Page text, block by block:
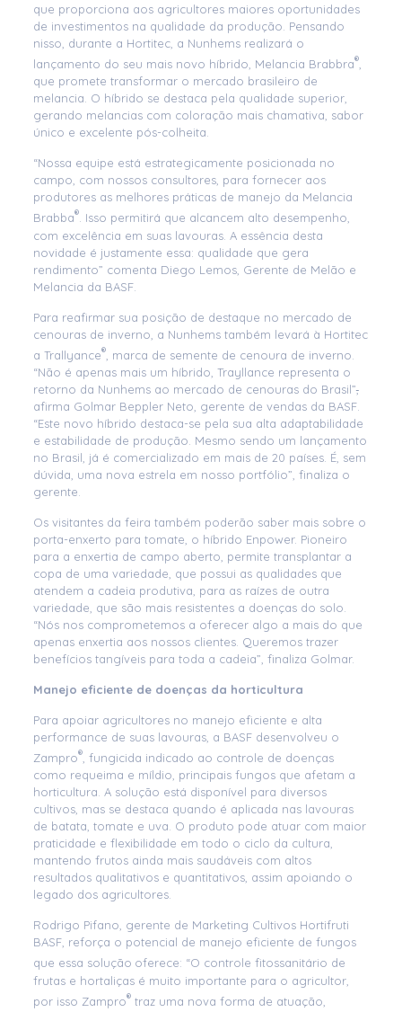
que proporciona aos agricultores maiores oportunidades
de investimentos na qualidade da produção. Pensando
nisso, durante a Hortitec, a Nunhems realizará o
lançamento do seu mais novo híbrido, Melancia Brabbra®,
que promete transformar o mercado brasileiro de
melancia. O híbrido se destaca pela qualidade superior,
gerando melancias com coloração mais chamativa, sabor
único e excelente pós-colheita.
“Nossa equipe está estrategicamente posicionada no
campo, com nossos consultores, para fornecer aos
produtores as melhores práticas de manejo da Melancia
Brabba®. Isso permitirá que alcancem alto desempenho,
com excelência em suas lavouras. A essência desta
novidade é justamente essa: qualidade que gera
rendimento” comenta Diego Lemos, Gerente de Melão e
Melancia da BASF.
Para reafirmar sua posição de destaque no mercado de
cenouras de inverno, a Nunhems também levará à Hortitec
a Trallyance®, marca de semente de cenoura de inverno.
“Não é apenas mais um híbrido, Trayllance representa o
retorno da Nunhems ao mercado de cenouras do Brasil”,
afirma Golmar Beppler Neto, gerente de vendas da BASF.
“Este novo híbrido destaca-se pela sua alta adaptabilidade
e estabilidade de produção. Mesmo sendo um lançamento
no Brasil, já é comercializado em mais de 20 países. É, sem
dúvida, uma nova estrela em nosso portfólio”, finaliza o
gerente.
Os visitantes da feira também poderão saber mais sobre o
porta-enxerto para tomate, o híbrido Enpower. Pioneiro
para a enxertia de campo aberto, permite transplantar a
copa de uma variedade, que possui as qualidades que
atendem a cadeia produtiva, para as raízes de outra
variedade, que são mais resistentes a doenças do solo.
“Nós nos comprometemos a oferecer algo a mais do que
apenas enxertia aos nossos clientes. Queremos trazer
benefícios tangíveis para toda a cadeia”, finaliza Golmar.
Manejo eficiente de doenças da horticultura
Para apoiar agricultores no manejo eficiente e alta
performance de suas lavouras, a BASF desenvolveu o
Zampro®, fungicida indicado ao controle de doenças
como requeima e míldio, principais fungos que afetam a
horticultura. A solução está disponível para diversos
cultivos, mas se destaca quando é aplicada nas lavouras
de batata, tomate e uva. O produto pode atuar com maior
praticidade e flexibilidade em todo o ciclo da cultura,
mantendo frutos ainda mais saudáveis com altos
resultados qualitativos e quantitativos, assim apoiando o
legado dos agricultores.
Rodrigo Pifano, gerente de Marketing Cultivos Hortifruti
BASF, reforça o potencial de manejo eficiente de fungos
que essa solução oferece: “O controle fitossanitário de
frutas e hortaliças é muito importante para o agricultor,
por isso Zampro®traz uma nova forma de atuação,